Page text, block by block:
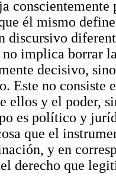
él mismo
discursivo
no implica borrar
decisivo,
Este no consiste
ellos y el poder,
es político y
que el
y en
derecho que